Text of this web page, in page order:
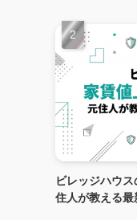
ビレッジハウ
住人が教える